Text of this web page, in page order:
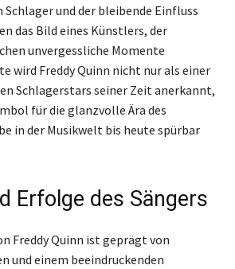
Schlager und der bleibende Einfluss
das Bild eines Künstlers, der
unvergessliche Momente
wird Freddy Quinn nicht nur als einer
Schlagerstars seiner Zeit anerkannt,
für die glanzvolle Ära des
in der Musikwelt bis heute spürbar
Erfolge des Sängers
Freddy Quinn ist geprägt von
und einem beeindruckenden